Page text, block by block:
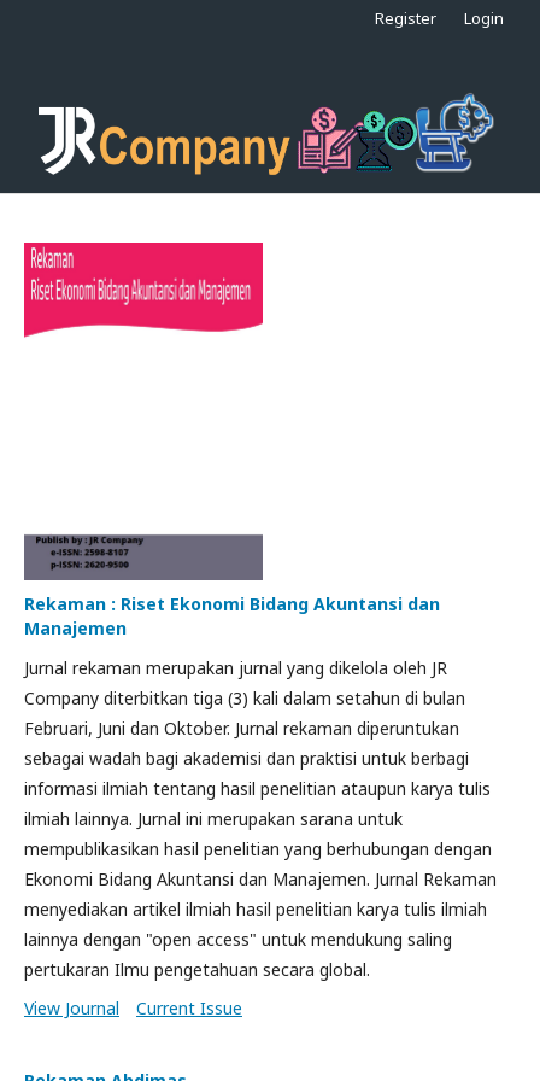
Register Login
Rekaman : Riset Ekonomi Bidang Akuntansi dan
Manajemen
Jurnal rekaman merupakan jurnal yang dikelola oleh JR
Company diterbitkan tiga (3) kali dalam setahun di bulan
Februari, Juni dan Oktober. Jurnal rekaman diperuntukan
sebagai wadah bagi akademisi dan praktisi untuk berbagi
informasi ilmiah tentang hasil penelitian ataupun karya tulis
ilmiah lainnya. Jurnal ini merupakan sarana untuk
mempublikasikan hasil penelitian yang berhubungan dengan
Ekonomi Bidang Akuntansi dan Manajemen. Jurnal Rekaman
menyediakan artikel ilmiah hasil penelitian karya tulis ilmiah
lainnya dengan "open access" untuk mendukung saling
pertukaran Ilmu pengetahuan secara global.
View Journal
Current Issue